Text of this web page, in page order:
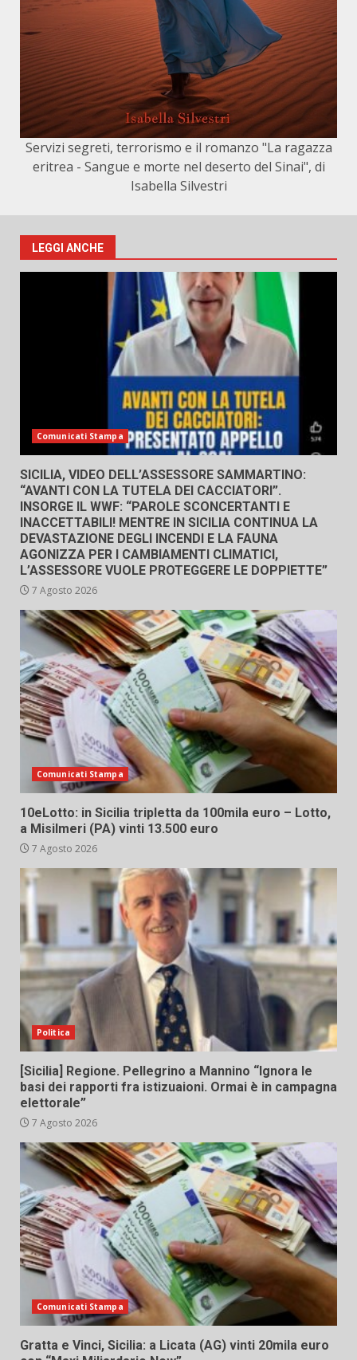
Servizi segreti, terrorismo e il romanzo "La ragazza
eritrea - Sangue e morte nel deserto del Sinai", di
Isabella Silvestri
LEGGI ANCHE
Comunicati Stampa
SICILIA, VIDEO DELL’ASSESSORE SAMMARTINO:
“AVANTI CON LA TUTELA DEI CACCIATORI”.
INSORGE IL WWF: “PAROLE SCONCERTANTI E
INACCETTABILI! MENTRE IN SICILIA CONTINUA LA
DEVASTAZIONE DEGLI INCENDI E LA FAUNA
AGONIZZA PER I CAMBIAMENTI CLIMATICI,
L’ASSESSORE VUOLE PROTEGGERE LE DOPPIETTE”
7 Agosto 2026
Comunicati Stampa
10eLotto: in Sicilia tripletta da 100mila euro – Lotto,
a Misilmeri (PA) vinti 13.500 euro
7 Agosto 2026
Politica
[Sicilia] Regione. Pellegrino a Mannino “Ignora le
basi dei rapporti fra istizuaioni. Ormai è in campagna
elettorale”
7 Agosto 2026
Comunicati Stampa
Gratta e Vinci, Sicilia: a Licata (AG) vinti 20mila euro